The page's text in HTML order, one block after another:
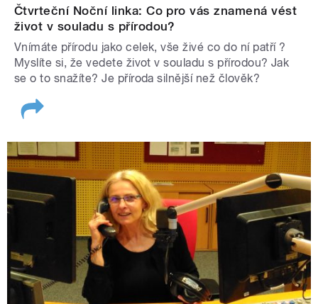
Čtvrteční Noční linka: Co pro vás znamená vést
život v souladu s přírodou?
Vnímáte přírodu jako celek, vše živé co do ní patří ?
Myslíte si, že vedete život v souladu s přírodou? Jak
se o to snažíte? Je příroda silnější než člověk?